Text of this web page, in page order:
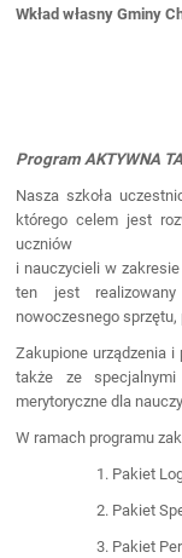
Wkład własny Gminy
Program AKTYWNA
Nasza szkoła
którego celem jest
uczniów
i nauczycieli w
ten jest
nowoczesnego
Zakupione urządzenia
także ze specjalnymi
merytoryczne dla
W ramach programu
Pakiet
Pakiet
Pakiet